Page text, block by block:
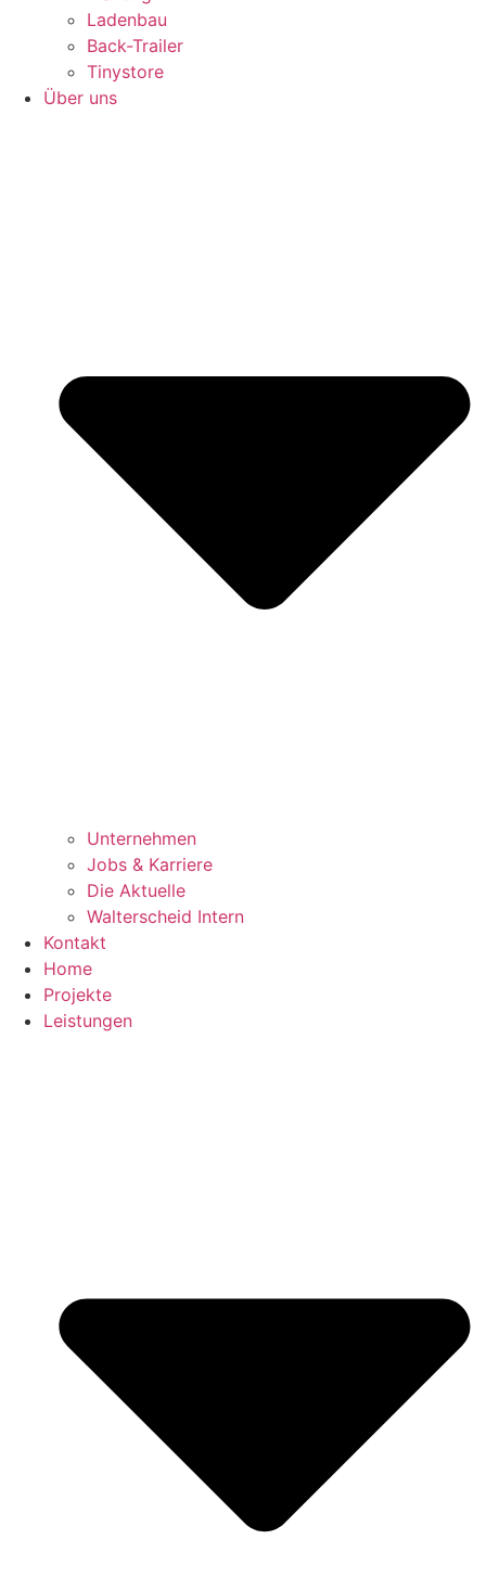
Ladenbau
Back-Trailer
Tinystore
Über uns
Unternehmen
Jobs & Karriere
Die Aktuelle
Walterscheid Intern
Kontakt
Home
Projekte
Leistungen